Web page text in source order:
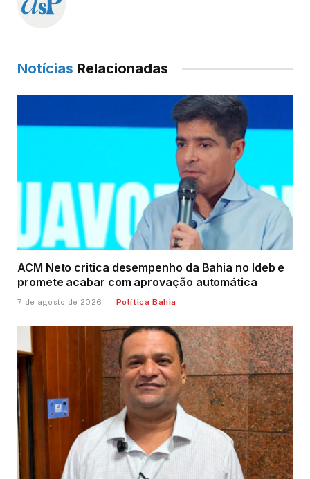
Notícias Relacionadas
ACM Neto critica desempenho da Bahia no Ideb e
promete acabar com aprovação automática
7 de agosto de 2026 Política Bahia